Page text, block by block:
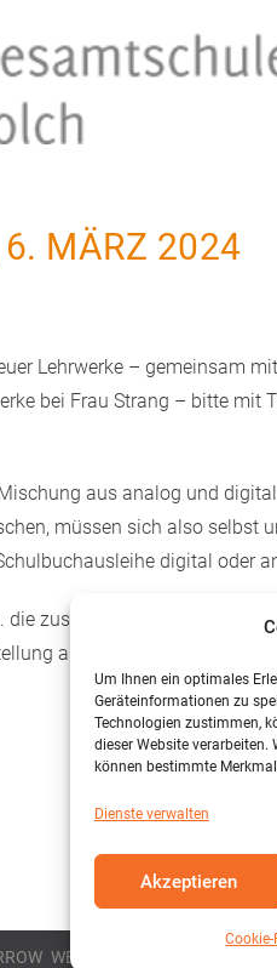
Um Ihnen ein optimales
Geräteinformationen zu
Technologien zustimmen,
dieser Website verarbeiten.
können bestimmte
Dienste verwalten
Akzeptieren
MÄRZ 2024
Lehrwerke – gemeinsam
bei Frau Strang – bitte mit
aus analog und
müssen sich also selbst
digital oder
zuständige Behörde, die
auf digitale Lehrwerke
WEBDESIGN